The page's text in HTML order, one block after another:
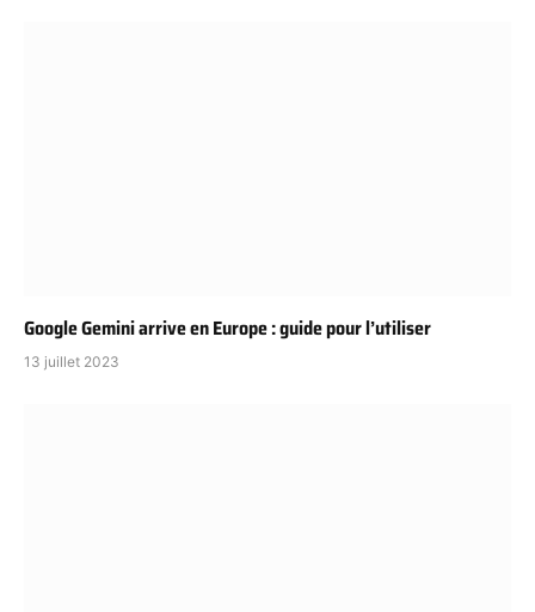
Google Gemini arrive en Europe : guide pour l’utiliser
13 juillet 2023